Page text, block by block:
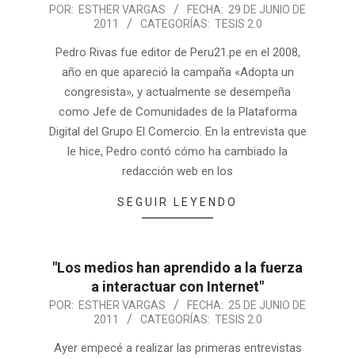
POR: ESTHER VARGAS FECHA: 29 DE JUNIO DE
2011
CATEGORÍAS: TESIS 2.0
Pedro Rivas fue editor de Peru21.pe en el 2008,
año en que apareció la campaña «Adopta un
congresista», y actualmente se desempeña
como Jefe de Comunidades de la Plataforma
Digital del Grupo El Comercio. En la entrevista que
le hice, Pedro contó cómo ha cambiado la
redacción web en los
SEGUIR LEYENDO
"Los medios han aprendido a la fuerza
a interactuar con Internet"
POR: ESTHER VARGAS FECHA: 25 DE JUNIO DE
2011
CATEGORÍAS: TESIS 2.0
Ayer empecé a realizar las primeras entrevistas